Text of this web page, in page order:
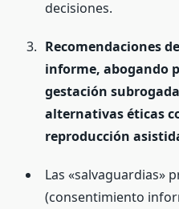
decisiones.
Recomendaciones
informe, abogando
gestación
alternativas éticas
reproducción
Las «salvaguardias»
(consentimiento